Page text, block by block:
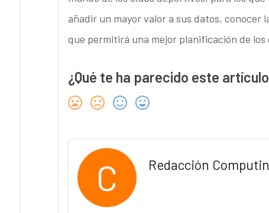
añadir un mayor valor a sus datos, conocer
que permitirá una mejor planificación de los
¿Qué te ha parecido este
C Redacción